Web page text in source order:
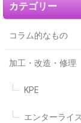
カテゴリー
コラム的なもの
加工・改造・修理
KPE
エンターライ